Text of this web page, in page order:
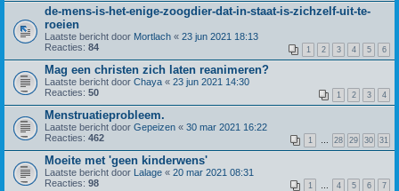
de-mens-is-het-enige-zoogdier-dat-in-staat-is-zichzelf-uit-te-
roeien
Laatste bericht door Mortlach « 23 jun 2021 18:13
Reacties: 84 1 2 3 4 5 6
Mag een christen zich laten reanimeren?
Laatste bericht door Chaya « 23 jun 2021 14:30
Reacties: 50 1 2 3 4
Menstruatieprobleem.
Laatste bericht door Gepeizen « 30 mar 2021 16:22
Reacties: 462 1 28 29 30 31
Moeite met 'geen kinderwens'
Laatste bericht door Lalage « 20 mar 2021 08:31
Reacties: 98 1 4 5 6 7